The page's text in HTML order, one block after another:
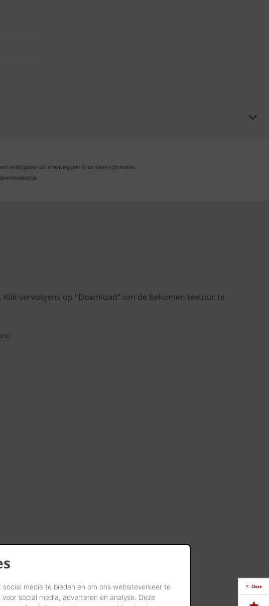
media te bieden en om ons websiteverkeer te
social media, adverteren en analyse. Deze
verkrijgbaar als steenstrippen in de diverse formaten.
vervolgens op "Download" om de bekomen textuur te
Close